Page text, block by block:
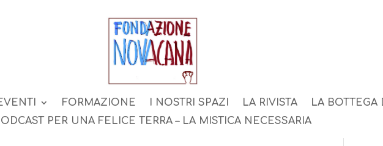
FORMAZIONE I NOSTRI SPAZI LA RIVISTA
LA BOTTEGA
PER UNA FELICE TERRA – LA MISTICA NECESSARIA